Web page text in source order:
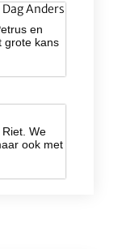
Anders
en
grote kans
We
ook met